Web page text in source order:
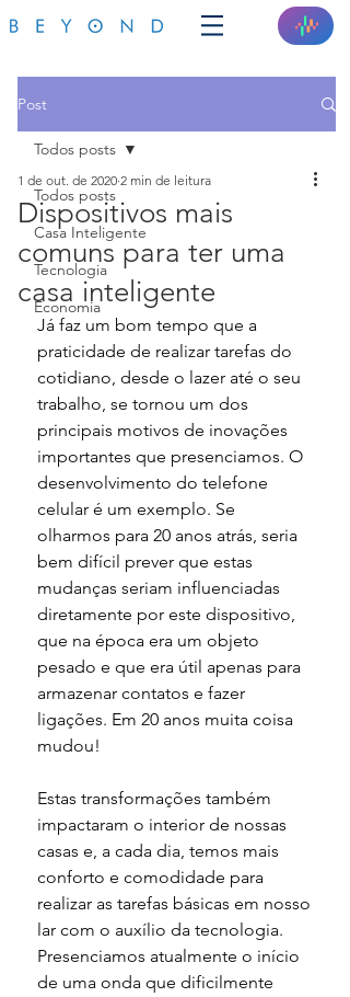
Post
Todos posts
Casa Inteligente
Tecnologia
Economia
Todos posts
Dispositivos mais
comuns para ter uma
casa inteligente
1 de out. de 2020 2 min de leitura
Já faz um bom tempo que a
praticidade de realizar tarefas do
cotidiano, desde o lazer até o seu
trabalho, se tornou um dos
principais motivos de inovações
importantes que presenciamos. O
desenvolvimento do telefone
celular é um exemplo. Se
olharmos para 20 anos atrás, seria
bem difícil prever que estas
mudanças seriam influenciadas
diretamente por este dispositivo,
que na época era um objeto
pesado e que era útil apenas para
armazenar contatos e fazer
ligações. Em 20 anos muita coisa
mudou!
Estas transformações também
impactaram o interior de nossas
casas e, a cada dia, temos mais
conforto e comodidade para
realizar as tarefas básicas em nosso
lar com o auxílio da tecnologia.
Presenciamos atualmente o início
de uma onda que dificilmente